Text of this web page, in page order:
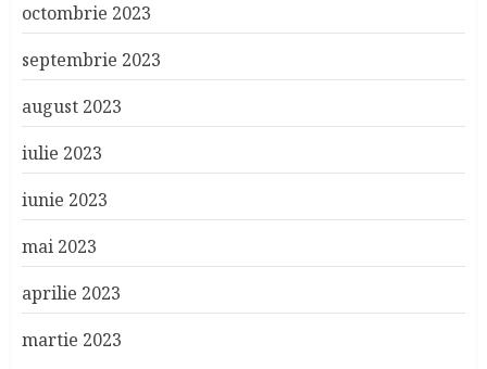
octombrie 2023
septembrie 2023
august 2023
iulie 2023
iunie 2023
mai 2023
aprilie 2023
martie 2023